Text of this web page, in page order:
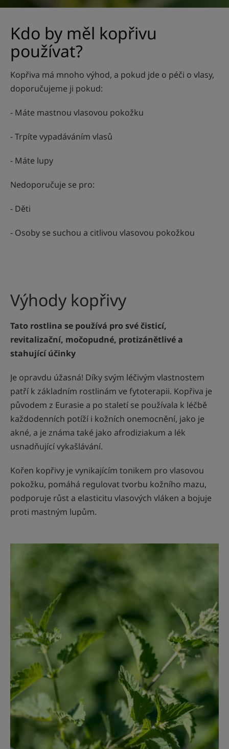
Kdo by měl kopřivu
používat?
Kopřiva má mnoho výhod, a pokud jde o péči o vlasy,
doporučujeme ji pokud:
- Máte mastnou vlasovou pokožku
- Trpíte vypadáváním vlasů
- Máte lupy
Nedoporučuje se pro:
- Děti
- Osoby se suchou a citlivou vlasovou pokožkou
Výhody kopřivy
Tato rostlina se používá pro své čisticí,
revitalizační, močopudné, protizánětlivé a
stahující účinky
Je opravdu úžasná! Díky svým léčivým vlastnostem
patří k základním rostlinám ve fytoterapii. Kopřiva je
původem z Eurasie a po staletí se používala k léčbě
každodenních potíží i kožních onemocnění, jako je
akné, a je známa také jako afrodiziakum a lék
usnadňující vykašlávání.
Kořen kopřivy je vynikajícím tonikem pro vlasovou
pokožku, pomáhá regulovat tvorbu kožního mazu,
podporuje růst a elasticitu vlasových vláken a bojuje
proti mastným lupům.